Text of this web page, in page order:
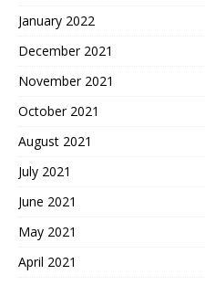
January 2022
December 2021
November 2021
October 2021
August 2021
July 2021
June 2021
May 2021
April 2021